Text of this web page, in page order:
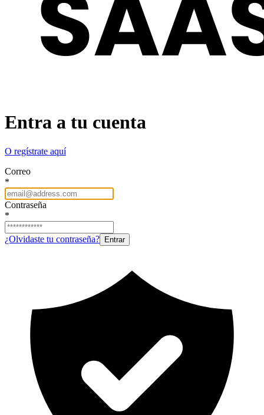
Entra a tu cuenta
O regístrate aquí
Correo
*
Contraseña
*
¿Olvidaste tu contraseña? Entrar